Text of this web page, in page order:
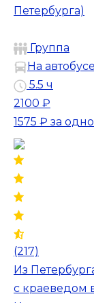
Петербурга)
Группа
На автобусе
5.5 ч
2100 ₽
1575 ₽ за
(217)
Из
с краеведом